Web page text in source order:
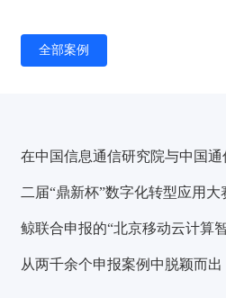
全部案例
在中国信息通信研究院与中国
二届“鼎新杯”数字化转型应用大
鲸联合申报的“北京移动云计算
从两千余个申报案例中脱颖而